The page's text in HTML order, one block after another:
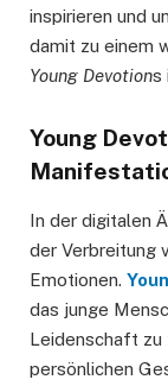
inspirieren und
damit zu einem
Young Devotions
Young
In der digitalen
der Verbreitung
Emotionen.
das junge
Leidenschaft zu
persönlichen